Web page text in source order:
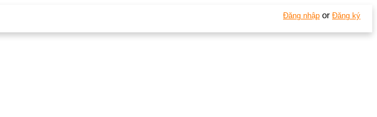
Đăng nhập or Đăng ký